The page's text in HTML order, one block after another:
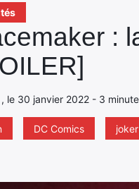
:
le 30 janvier 2022 - 3
DC Comics joker